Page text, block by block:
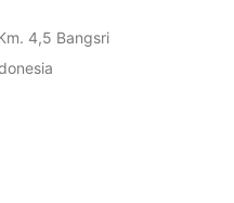
4,5 Bangsri